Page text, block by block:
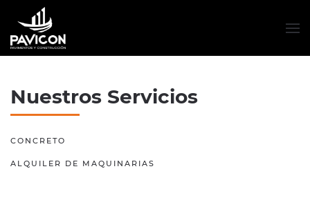
Nuestros Servicios
CONCRETO
ALQUILER DE MAQUINARIAS